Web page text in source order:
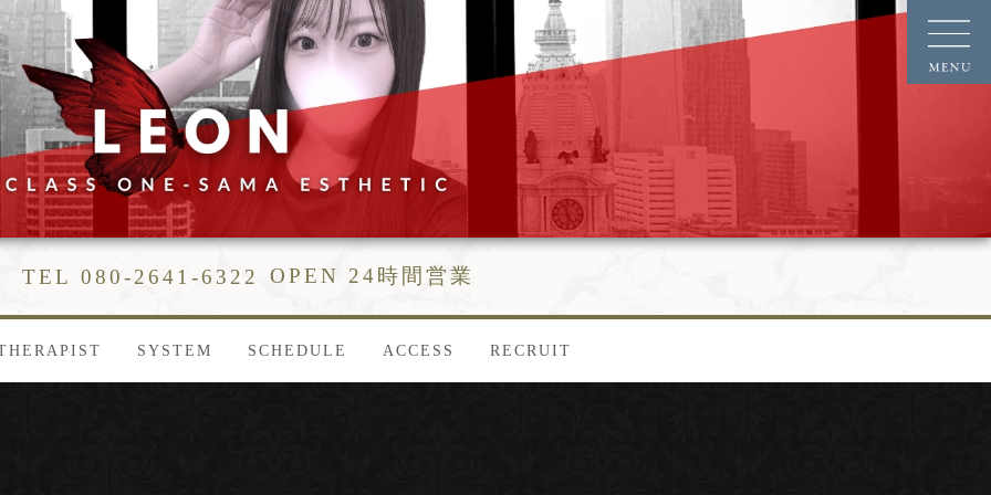
TEL 080-2641-6322 OPEN 24時間営業
SYSTEM SCHEDULE ACCESS RECRUIT